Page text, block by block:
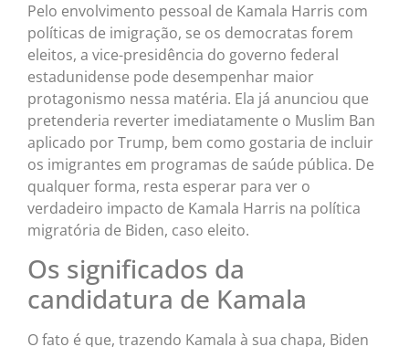
Pelo envolvimento pessoal de Kamala Harris com
políticas de imigração, se os democratas forem
eleitos, a vice-presidência do governo federal
estadunidense pode desempenhar maior
protagonismo nessa matéria. Ela já anunciou que
pretenderia reverter imediatamente o Muslim Ban
aplicado por Trump, bem como gostaria de incluir
os imigrantes em programas de saúde pública. De
qualquer forma, resta esperar para ver o
verdadeiro impacto de Kamala Harris na política
migratória de Biden, caso eleito.
Os significados da
candidatura de Kamala
O fato é que, trazendo Kamala à sua chapa, Biden